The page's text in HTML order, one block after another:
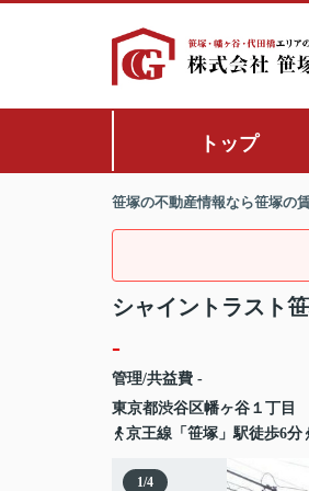
トップ
笹塚の不動産情報なら笹塚の
シャイントラスト
-
管理/共益費 -
東京都渋谷区幡ヶ谷 １丁目
京王線「笹塚」駅徒歩6分
1/4